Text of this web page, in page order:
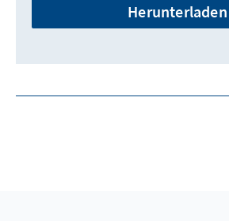
Herunterladen